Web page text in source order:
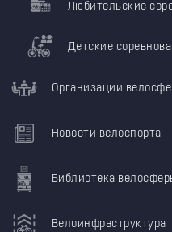
Любительские
Детские
Организации
Новости велоспорта
Библиотека
Велоинфраструктура